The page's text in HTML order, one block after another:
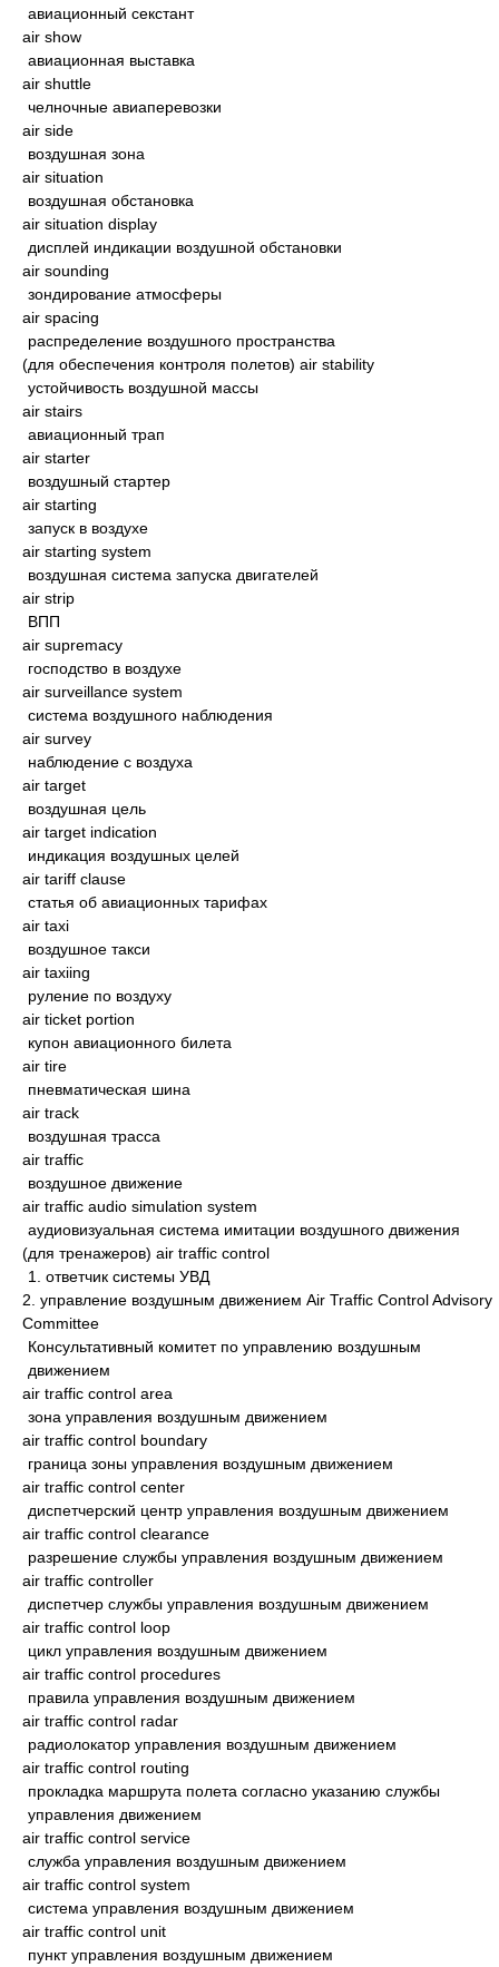
авиационный секстант
air show
авиационная выставка
air shuttle
челночные авиаперевозки
air side
воздушная зона
air situation
воздушная обстановка
air situation display
дисплей индикации воздушной обстановки
air sounding
зондирование атмосферы
air spacing
распределение воздушного пространства
(для обеспечения контроля полетов) air stability
устойчивость воздушной массы
air stairs
авиационный трап
air starter
воздушный стартер
air starting
запуск в воздухе
air starting system
воздушная система запуска двигателей
air strip
ВПП
air supremacy
господство в воздухе
air surveillance system
система воздушного наблюдения
air survey
наблюдение с воздуха
air target
воздушная цель
air target indication
индикация воздушных целей
air tariff clause
статья об авиационных тарифах
air taxi
воздушное такси
air taxiing
руление по воздуху
air ticket portion
купон авиационного билета
air tire
пневматическая шина
air track
воздушная трасса
air traffic
воздушное движение
air traffic audio simulation system
аудиовизуальная система имитации воздушного движения
(для тренажеров) air traffic control
1. ответчик системы УВД
2. управление воздушным движением Air Traffic Control Advisory
Committee
Консультативный комитет по управлению воздушным
движением
air traffic control area
зона управления воздушным движением
air traffic control boundary
граница зоны управления воздушным движением
air traffic control center
диспетчерский центр управления воздушным движением
air traffic control clearance
разрешение службы управления воздушным движением
air traffic controller
диспетчер службы управления воздушным движением
air traffic control loop
цикл управления воздушным движением
air traffic control procedures
правила управления воздушным движением
air traffic control radar
радиолокатор управления воздушным движением
air traffic control routing
прокладка маршрута полета согласно указанию службы
управления движением
air traffic control service
служба управления воздушным движением
air traffic control system
система управления воздушным движением
air traffic control unit
пункт управления воздушным движением